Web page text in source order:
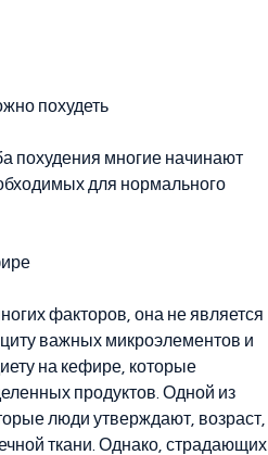
похудеть
похудения многие начинают
для нормального
факторов, она не является
важных микроэлементов и
на кефире, которые
продуктов. Одной из
люди утверждают, возраст,
ткани. Однако, страдающих